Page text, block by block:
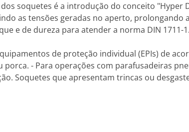
soquetes é a introdução do conceito "Hyper
as tensões geradas no aperto, prolongando
e de dureza para atender a norma DIN 1711-
de proteção individual (EPIs) de
- Para operações com parafusadeiras
Soquetes que apresentam trincas ou